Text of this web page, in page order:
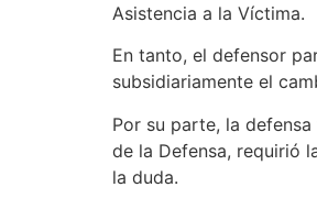
Asistencia a la Víctima.
En tanto, el defensor
subsidiariamente el
Por su parte, la
de la Defensa, requirió
la duda.